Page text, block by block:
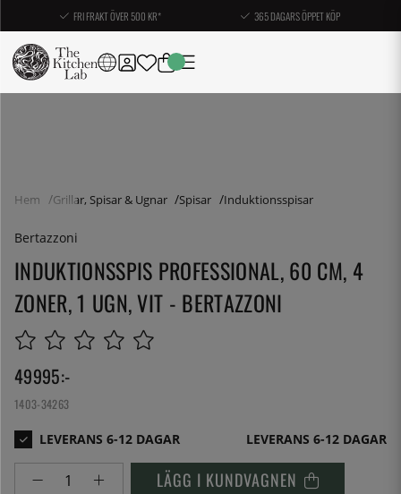
FRI FRAKT ÖVER 500 KR* 365 DAGARS ÖPPET KÖP
Hem Grillar, Spisar & Ugnar Spisar Induktionsspisar
Bertazzoni
INDUKTIONSSPIS PROFESSIONAL, 60 CM, 4
ZONER, 1 UGN, VIT - BERTAZZONI
49995:-
1403-34263
LEVERANS 6-12 DAGAR
LÄGG I KUNDVAGNEN